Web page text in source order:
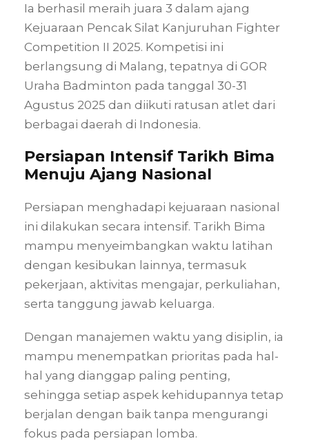
Ia berhasil meraih juara 3 dalam ajang
Kejuaraan Pencak Silat Kanjuruhan Fighter
Competition II 2025. Kompetisi ini
berlangsung di Malang, tepatnya di GOR
Uraha Badminton pada tanggal 30-31
Agustus 2025 dan diikuti ratusan atlet dari
berbagai daerah di Indonesia.
Persiapan Intensif Tarikh Bima
Menuju Ajang Nasional
Persiapan menghadapi kejuaraan nasional
ini dilakukan secara intensif. Tarikh Bima
mampu menyeimbangkan waktu latihan
dengan kesibukan lainnya, termasuk
pekerjaan, aktivitas mengajar, perkuliahan,
serta tanggung jawab keluarga.
Dengan manajemen waktu yang disiplin, ia
mampu menempatkan prioritas pada hal-
hal yang dianggap paling penting,
sehingga setiap aspek kehidupannya tetap
berjalan dengan baik tanpa mengurangi
fokus pada persiapan lomba.